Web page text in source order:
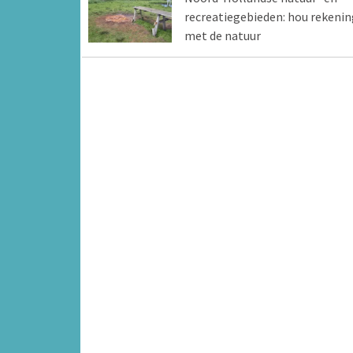
recreatiegebieden: hou
met de natuur